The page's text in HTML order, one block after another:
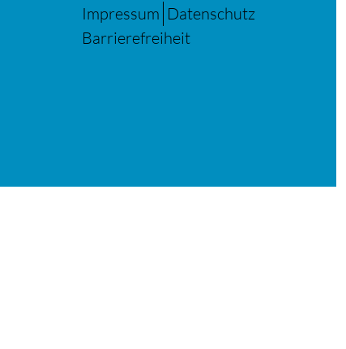
Impressum Datenschutz
Barrierefreiheit